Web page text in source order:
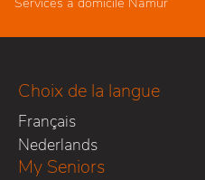
Choix de la langue
Français
Nederlands
My Seniors